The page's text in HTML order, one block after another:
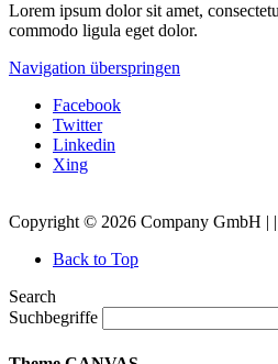
Lorem ipsum dolor sit amet,
commodo ligula eget dolor.
Navigation überspringen
Facebook
Twitter
Linkedin
Xing
Copyright © 2026 Company GmbH | |
Back to Top
Search
Suchbegriffe